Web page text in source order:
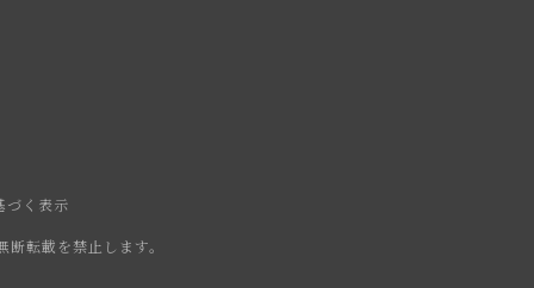
づく表示
転載を禁止します。